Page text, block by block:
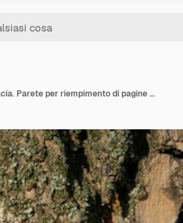
Struttura della corteccia di albero - Acacia. Parete per riempimento di pagine Web o grafica. Modello. Mappa per trama 3d. Di legno